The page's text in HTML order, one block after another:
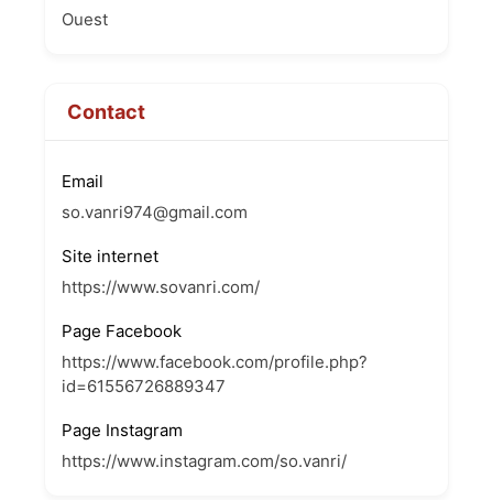
Ouest
Contact
Email
so.vanri974@gmail.com
Site internet
https://www.sovanri.com/
Page Facebook
https://www.facebook.com/profile.php?
id=61556726889347
Page Instagram
https://www.instagram.com/so.vanri/